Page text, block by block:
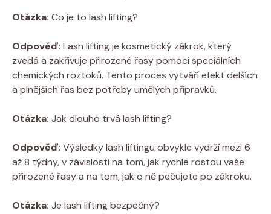
Otázka: Co je to lash lifting?
Odpověď: Lash lifting je kosmetický zákrok, který
zvedá a zakřivuje přirozené řasy pomocí speciálních
chemických roztoků. Tento proces vytváří efekt delších
a plnějších řas bez potřeby umělých přípravků.
Otázka: Jak dlouho trvá lash lifting?
Odpověď: Výsledky lash liftingu obvykle vydrží mezi 6
až 8 týdny, v závislosti na tom, jak rychle rostou vaše
přirozené řasy a na tom, jak o ně pečujete po zákroku.
Otázka: Je lash lifting bezpečný?